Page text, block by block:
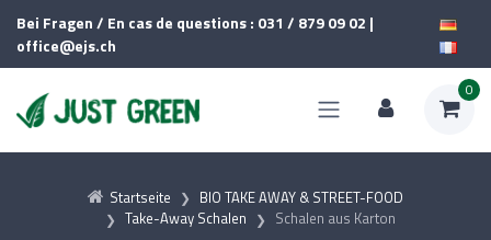
Bei Fragen / En cas de questions : 031 / 879 09 02 |
office@ejs.ch
0
Startseite
BIO TAKE AWAY & STREET-FOOD
Take-Away Schalen
Schalen aus Karton